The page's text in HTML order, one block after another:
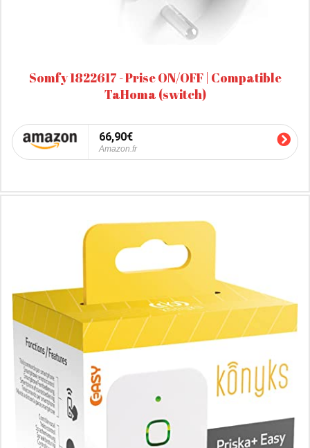
Somfy 1822617 - Prise ON/OFF | Compatible
TaHoma (switch)
66,90€
Amazon.fr